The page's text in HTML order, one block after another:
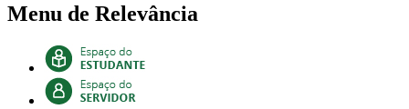
Menu de Relevância